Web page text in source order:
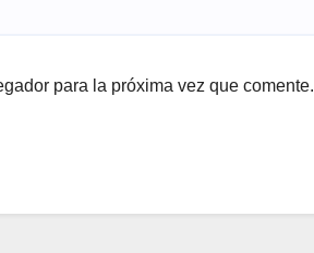
para la próxima vez que comente.